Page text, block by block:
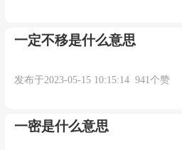
一定不移是什么意思
发布于2023-05-15 10:15:14 941个赞
一密是什么意思